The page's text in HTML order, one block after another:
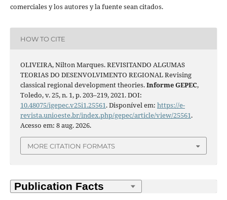
comerciales y los autores y la fuente sean citados.
HOW TO CITE
OLIVEIRA, Nilton Marques. REVISITANDO ALGUMAS
TEORIAS DO DESENVOLVIMENTO REGIONAL Revising
classical regional development theories.Informe GEPEC,
Toledo, v. 25, n. 1, p. 203–219, 2021. DOI:
10.48075/igepec.v25i1.25561. Disponível em: https://e-
revista.unioeste.br/index.php/gepec/article/view/25561.
Acesso em: 8 aug. 2026.
MORE CITATION FORMATS